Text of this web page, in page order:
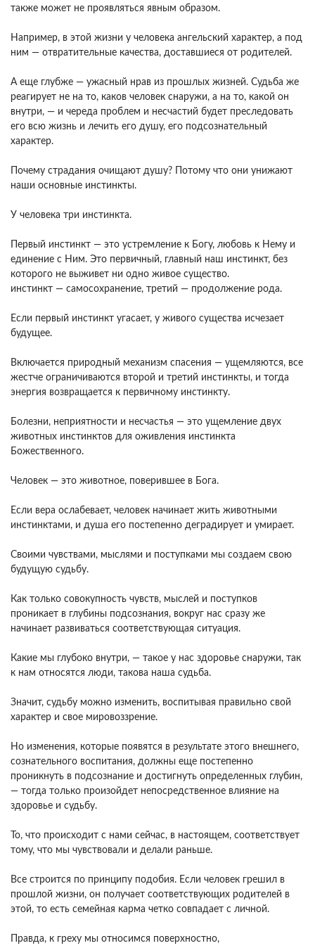
также может не проявляться явным образом.
Например, в этой жизни у человека ангельский характер, а под
ним — отвратительные качества, доставшиеся от родителей.
А еще глубже — ужасный нрав из прошлых жизней. Судьба же
реагирует не на то, каков человек снаружи, а на то, какой он
внутри, — и череда проблем и несчастий будет преследовать
его всю жизнь и лечить его душу, его подсознательный
характер.
Почему страдания очищают душу? Потому что они унижают
наши основные инстинкты.
У человека три инстинкта.
Первый инстинкт — это устремление к Богу, любовь к Нему и
единение с Ним. Это первичный, главный наш инстинкт, без
которого не выживет ни одно живое существо.
инстинкт — самосохранение, третий — продолжение рода.
Если первый инстинкт угасает, у живого существа исчезает
будущее.
Включается природный механизм спасения — ущемляются, все
жестче ограничиваются второй и третий инстинкты, и тогда
энергия возвращается к первичному инстинкту.
Болезни, неприятности и несчастья — это ущемление двух
животных инстинктов для оживления инстинкта
Божественного.
Человек — это животное, поверившее в Бога.
Если вера ослабевает, человек начинает жить животными
инстинктами, и душа его постепенно деградирует и умирает.
Своими чувствами, мыслями и поступками мы создаем свою
будущую судьбу.
Как только совокупность чувств, мыслей и поступков
проникает в глубины подсознания, вокруг нас сразу же
начинает развиваться соответствующая ситуация.
Какие мы глубоко внутри, — такое у нас здоровье снаружи, так
к нам относятся люди, такова наша судьба.
Значит, судьбу можно изменить, воспитывая правильно свой
характер и свое мировоззрение.
Но изменения, которые появятся в результате этого внешнего,
сознательного воспитания, должны еще постепенно
проникнуть в подсознание и достигнуть определенных глубин,
— тогда только произойдет непосредственное влияние на
здоровье и судьбу.
То, что происходит с нами сейчас, в настоящем, соответствует
тому, что мы чувствовали и делали раньше.
Все строится по принципу подобия. Если человек грешил в
прошлой жизни, он получает соответствующих родителей в
этой, то есть семейная карма четко совпадает с личной.
Правда, к греху мы относимся поверхностно,